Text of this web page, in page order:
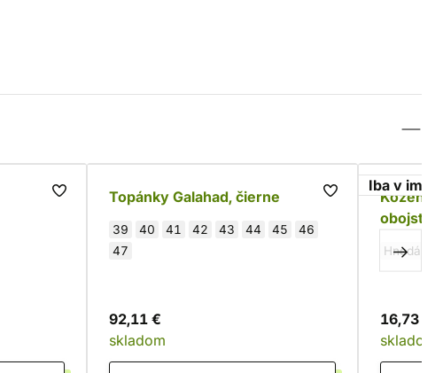
Topánky Galahad, čierne
39 40 41 42 43 44 45
46
47
92,11 €
skladom
Iba v
Kožený
Hnedá
16,73 €
skladom